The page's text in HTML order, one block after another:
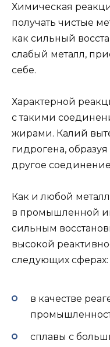
Химическая
получать чистые
как сильный
слабый металл,
себе.
Характерной
с такими
жирами. Калий
гидрогена,
другое
Как и любой
в промышленной
сильным
высокой
следующих сферах:
в качестве
сплавы с